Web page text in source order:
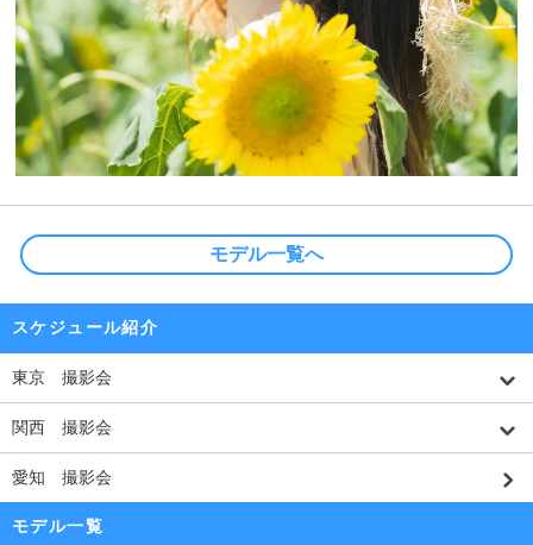
モデル一覧へ
スケジュール紹介
東京 撮影会
関西 撮影会
愛知 撮影会
モデル一覧